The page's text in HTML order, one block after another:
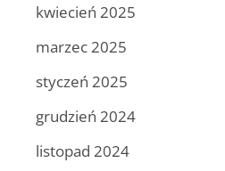
kwiecień 2025
marzec 2025
styczeń 2025
grudzień 2024
listopad 2024